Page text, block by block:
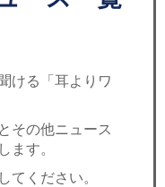
ける「耳よりワ
その他ニュース
ます。
てください。